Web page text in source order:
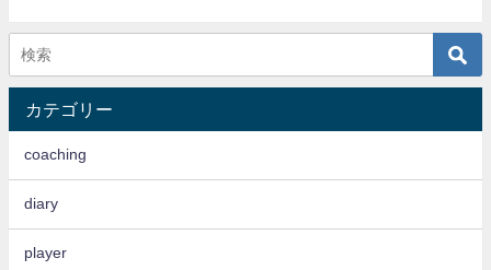
カテゴリー
coaching
diary
player